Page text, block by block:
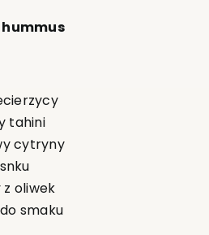
tahini
cytryny
z oliwek
smaku